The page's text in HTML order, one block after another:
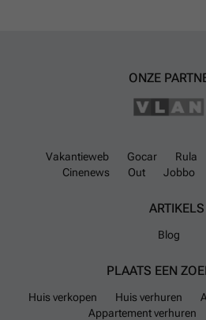
ONZE
Vakantieweb Gocar Rula
Cinenews
Out Jobbo
ARTIKELS
Blog
PLAATS EEN
Huis verkopen Huis verhuren
Appartement verhuren